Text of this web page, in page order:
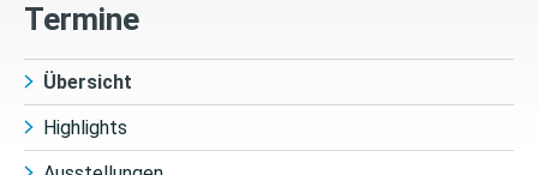
Termine
Übersicht
Highlights